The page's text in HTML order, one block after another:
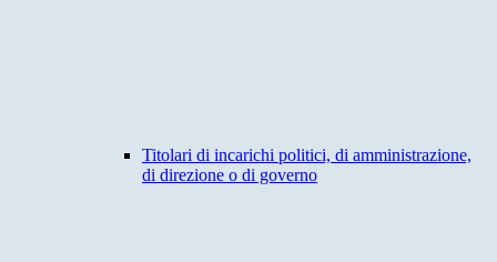
Titolari di incarichi politici, di amministrazione,
di direzione o di governo